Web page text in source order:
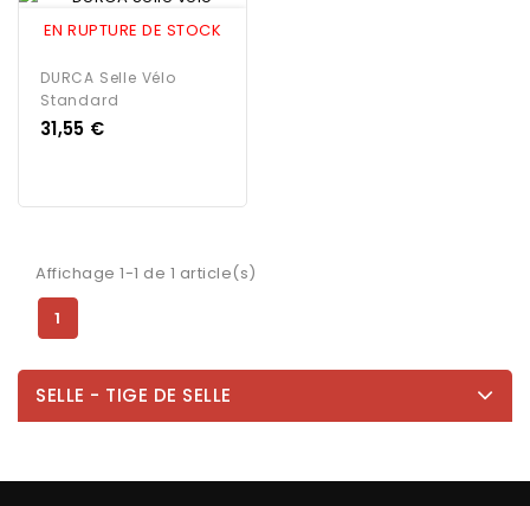
EN RUPTURE DE STOCK
DURCA Selle Vélo
Standard
Prix
31,55 €
Affichage 1-1 de 1 article(s)
1
SELLE - TIGE DE SELLE